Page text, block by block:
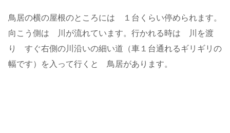
鳥居の横の屋根のところには １台くらい停められます。
向こう側は 川が流れています。行かれる時は 川を渡
り すぐ右側の川沿いの細い道（車１台通れるギリギリの
幅です）を入って行くと 鳥居があります。